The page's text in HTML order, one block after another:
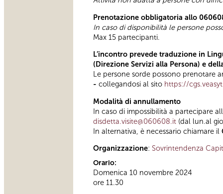
Prenotazione obbligatoria allo
In caso di disponibilità le persone
Max 15 partecipanti.
L’incontro prevede traduzione in
(Direzione Servizi alla Persona) e
Le persone sorde possono prenotare
- collegandosi al sito https://
Modalità di annullamento
In caso di impossibilità a partecipare
disdetta.visite@060608.it (dal lun.al
In alternativa, è necessario chiamare il
Organizzazione: Sovrintendenza
Orario:
Domenica 10 novembre 2024
ore 11.30